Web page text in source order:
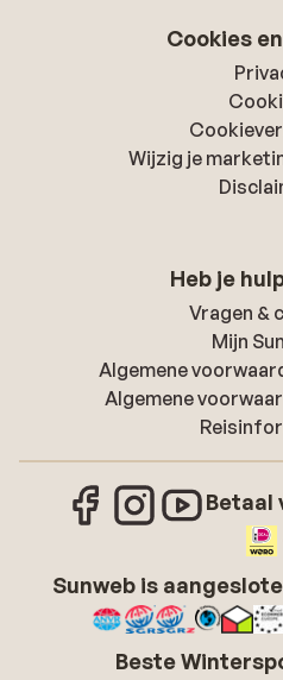
Cookies
Wijzig je
Heb je
Vragen &
Mijn
Algemene
Algemene
Betaal
Sunweb is
Beste